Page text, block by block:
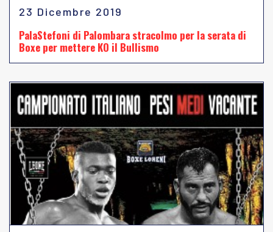
23 Dicembre 2019
PalaStefoni di Palombara stracolmo per la serata di
Boxe per mettere KO il Bullismo